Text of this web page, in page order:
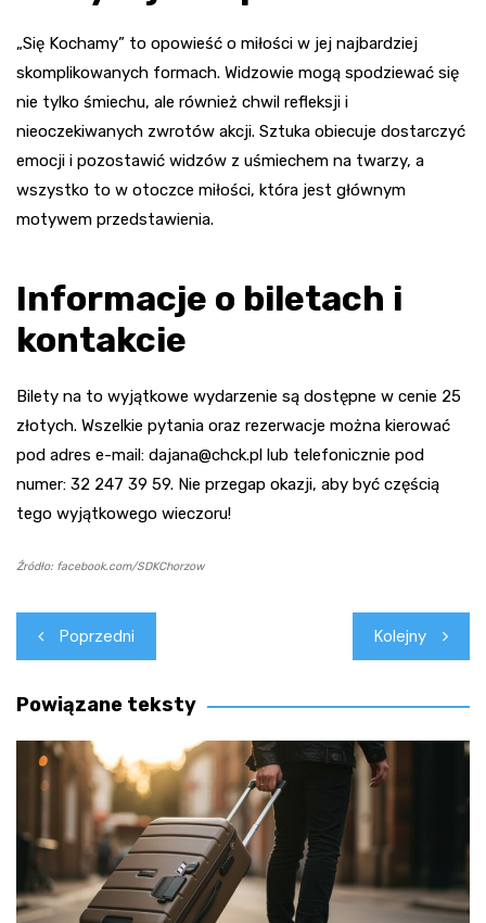
„Się Kochamy” to opowieść o miłości w jej najbardziej
skomplikowanych formach. Widzowie mogą spodziewać się
nie tylko śmiechu, ale również chwil refleksji i
nieoczekiwanych zwrotów akcji. Sztuka obiecuje dostarczyć
emocji i pozostawić widzów z uśmiechem na twarzy, a
wszystko to w otoczce miłości, która jest głównym
motywem przedstawienia.
Informacje o biletach i
kontakcie
Bilety na to wyjątkowe wydarzenie są dostępne w cenie 25
złotych. Wszelkie pytania oraz rezerwacje można kierować
pod adres e-mail: dajana@chck.pl lub telefonicznie pod
numer: 32 247 39 59. Nie przegap okazji, aby być częścią
tego wyjątkowego wieczoru!
Źródło: facebook.com/SDKChorzow
Nawigacja
wpisu
Poprzedni Kolejny
Powiązane teksty